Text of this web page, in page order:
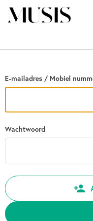
E-mailadres / Mobiel
Wachtwoord